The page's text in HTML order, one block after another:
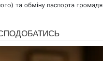
та обміну паспорта